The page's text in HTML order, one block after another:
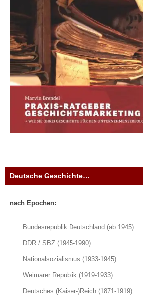
Deutsche Geschichte…
nach Epochen:
Bundesrepublik Deutschland (ab 1945)
DDR / SBZ (1945-1990)
Nationalsozialismus (1933-1945)
Weimarer Republik (1919-1933)
Deutsches (Kaiser-)Reich (1871-1919)